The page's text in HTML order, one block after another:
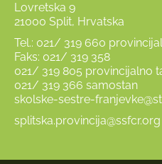
Lovretska 9
21000 Split, Hrvatska
Tel.: 021/ 319 660
Faks: 021/ 319 358
021/ 319 805 provincijalno
021/ 319 366 samostan
skolske-sestre-
splitska.provincija@ssfcr.org